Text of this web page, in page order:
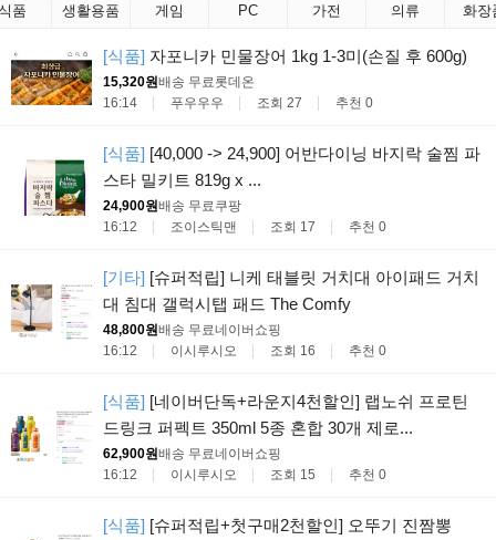
품 생활용품 게임 PC 가전 의류 화장
[식품] 자포니카 민물장어 1kg 1-3미(손질 후 600g)
15,320원배송 무료롯데온
16:14
푸우우우 조회 27 추천 0
[식품] [40,000 -> 24,900] 어반다이닝 바지락 술찜 파
스타 밀키트 819g x ...
24,900원배송 무료쿠팡
16:12
조이스틱맨 조회 17 추천 0
[기타] [슈퍼적립] 니케 태블릿 거치대 아이패드 거치
대 침대 갤럭시탭 패드 The Comfy
48,800원배송 무료네이버쇼핑
16:12
이시루시오 조회 16 추천 0
[식품] [네이버단독+라운지4천할인] 랩노쉬 프로틴
드링크 퍼펙트 350ml 5종 혼합 30개 제로...
62,900원배송 무료네이버쇼핑
16:12
이시루시오 조회 15 추천 0
[식품] [슈퍼적립+첫구매2천할인] 오뚜기 진짬뽕